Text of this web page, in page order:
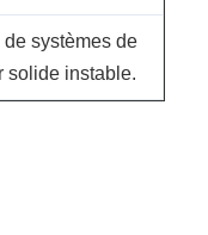
systèmes de
solide instable.